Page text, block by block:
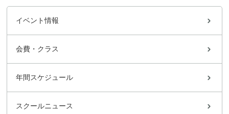
イベント情報
会費・クラス
年間スケジュール
スクールニュース